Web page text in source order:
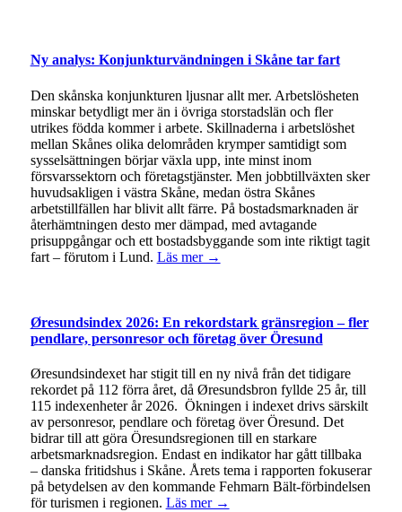
Ny analys: Konjunkturvändningen i Skåne tar fart
Den skånska konjunkturen ljusnar allt mer. Arbetslösheten
minskar betydligt mer än i övriga storstadslän och fler
utrikes födda kommer i arbete. Skillnaderna i arbetslöshet
mellan Skånes olika delområden krymper samtidigt som
sysselsättningen börjar växla upp, inte minst inom
försvarssektorn och företagstjänster. Men jobbtillväxten sker
huvudsakligen i västra Skåne, medan östra Skånes
arbetstillfällen har blivit allt färre. På bostadsmarknaden är
återhämtningen desto mer dämpad, med avtagande
prisuppgångar och ett bostadsbyggande som inte riktigt tagit
fart – förutom i Lund. Läs mer →
Øresundsindex 2026: En rekordstark gränsregion – fler
pendlare, personresor och företag över Öresund
Øresundsindexet har stigit till en ny nivå från det tidigare
rekordet på 112 förra året, då Øresundsbron fyllde 25 år, till
115 indexenheter år 2026. Ökningen i indexet drivs särskilt
av personresor, pendlare och företag över Öresund. Det
bidrar till att göra Öresundsregionen till en starkare
arbetsmarknadsregion. Endast en indikator har gått tillbaka
– danska fritidshus i Skåne. Årets tema i rapporten fokuserar
på betydelsen av den kommande Fehmarn Bält-förbindelsen
för turismen i regionen. Läs mer →